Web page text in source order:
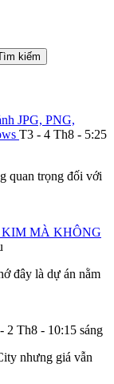
JPG, PNG,
T3 - 4 Th8 - 5:25
quan trọng đối với
KIM MÀ KHÔNG
đây là dự án nằm
2 Th8 - 10:15 sáng
nhưng giá vẫn